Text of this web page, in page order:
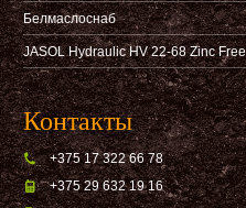
Белмаслоснаб
JASOL Hydraulic HV 22-68 Zinc Free
Контакты
+375 17 322 66 78
+375 29 632 19 16